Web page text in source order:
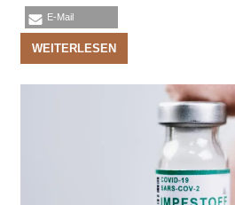
E-Mail
WEITERLESEN